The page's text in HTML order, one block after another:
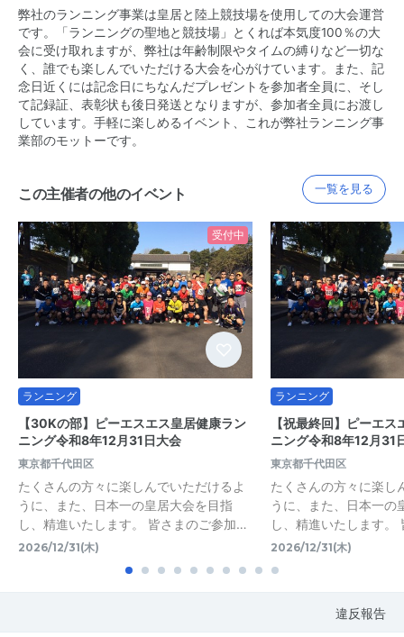
弊社のランニング事業は皇居と陸上競技場を使用しての大会運営
です。「ランニングの聖地と競技場」とくれば本気度100％の大
会に受け取れますが、弊社は年齢制限やタイムの縛りなど一切な
く、誰でも楽しんでいただける大会を心がけています。また、記
念日近くには記念日にちなんだプレゼントを参加者全員に、そし
て記録証、表彰状も後日発送となりますが、参加者全員にお渡し
しています。手軽に楽しめるイベント、これが弊社ランニング事
業部のモットーです。
この主催者の他のイベント 一覧を見る
受付中
ランニング
【30Kの部】ピーエスエス皇居健康ラン
ニング令和8年12月31日大会
東京都千代田区
たくさんの方々に楽しんでいただけるよ
うに、また、日本一の皇居大会を目指
し、精進いたします。 皆さまのご参加…
2026/12/31(木)
ランニング
【祝最終回】ピーエ
ニング令和8年12月31
東京都千代田区
たくさんの方々に楽し
うに、また、日本一の
し、精進いたします
2026/12/31(木)
違反報告